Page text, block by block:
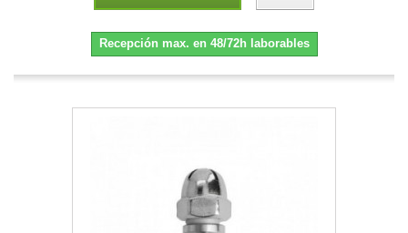
Recepción max. en 48/72h laborables